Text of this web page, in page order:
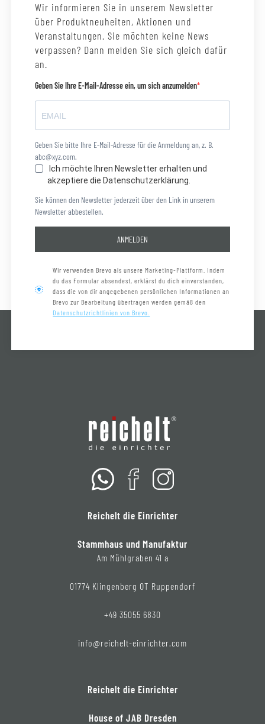
Wir informieren Sie in unserem Newsletter
über Produktneuheiten, Aktionen und
Veranstaltungen. Sie möchten keine News
verpassen? Dann melden Sie sich gleich dafür
an.
Geben Sie Ihre E-Mail-Adresse ein, um sich anzumelden
Geben Sie bitte Ihre E-Mail-Adresse für die Anmeldung an, z. B.
abc@xyz.com.
Ich möchte Ihren Newsletter erhalten und
akzeptiere die Datenschutzerklärung.
Sie können den Newsletter jederzeit über den Link in unserem
Newsletter abbestellen.
ANMELDEN
Wir verwenden Brevo als unsere Marketing-Plattform. Indem
du das Formular absendest, erklärst du dich einverstanden,
dass die von dir angegebenen persönlichen Informationen an
Brevo zur Bearbeitung übertragen werden gemäß den
Datenschutzrichtlinien von Brevo.
Reichelt die Einrichter
Stammhaus und Manufaktur
Am Mühlgraben 41 a
01774 Klingenberg OT Ruppendorf
+49 35055 6830
info@reichelt-einrichter.com
Reichelt die Einrichter
House of JAB Dresden